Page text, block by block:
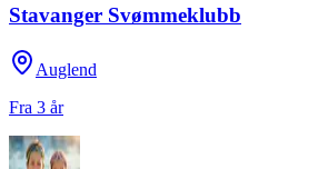
Stavanger Svømmeklubb
Auglend
Fra 3 år